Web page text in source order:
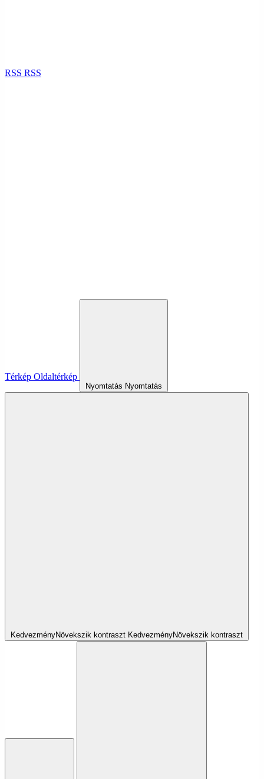
RSS RSS
Térkép Oldaltérkép
Nyomtatás Nyomtatás
KedvezményNövekszik kontraszt KedvezményNövekszik kontraszt